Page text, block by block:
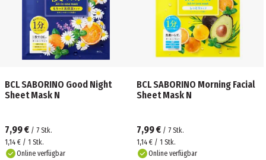
BCL SABORINO Good Night
Sheet Mask N
7,99 € / 7 Stk.
1,14 € / 1 Stk.
Online verfügbar
BCL SABORINO Morning Facial
Sheet Mask N
7,99 € / 7 Stk.
1,14 € / 1 Stk.
Online verfügbar